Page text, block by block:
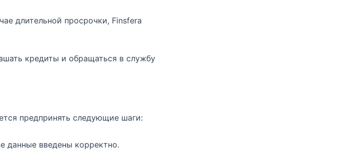
длительной просрочки, Finsfera
кредиты и обращаться в службу
предпринять следующие шаги:
данные введены корректно.